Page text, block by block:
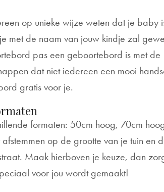
op unieke wijze weten dat je baby
met de naam van jouw kindje zal
pas een geboortebord is met de
dat niet iedereen een mooi
gratis voor je.
formaten: 50cm hoog, 70cm
op de grootte van je tuin en
Maak hierboven je keuze, dan
voor jou wordt gemaakt!